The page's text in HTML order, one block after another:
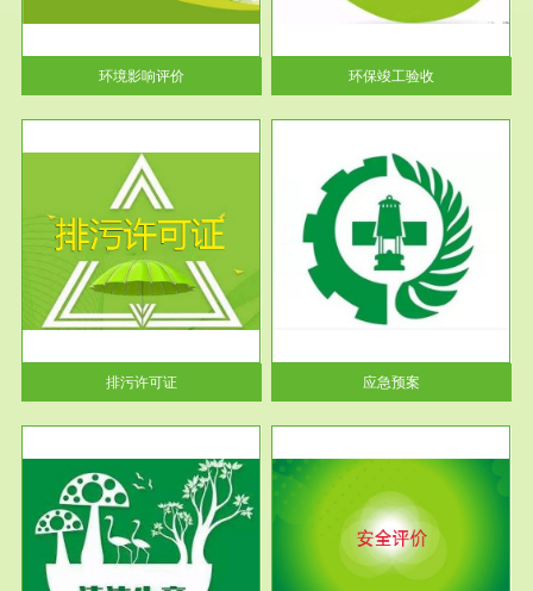
环境影响评价
例》第十七条 编制环境影响报
告书、...
环保竣工验收
排污许可证
服务范围
应急预案
根据《中华人民共和国环境保护
法》第十九条 企业事业单位应
当按照...
应急预案
服务范围
安全评价